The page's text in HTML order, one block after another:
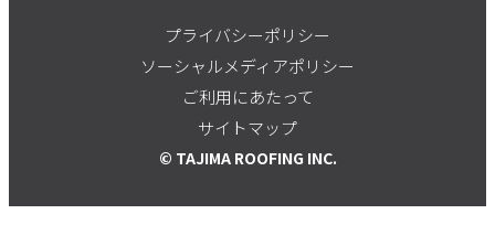
プライバシーポリシー
ソーシャルメディアポリシー
ご利用にあたって
サイトマップ
© TAJIMA ROOFING INC.